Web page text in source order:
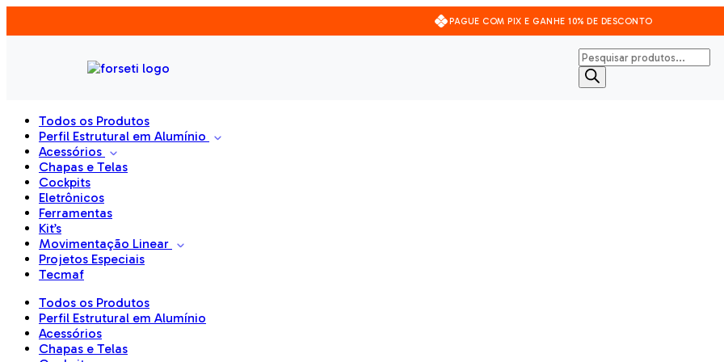
PAGUE COM PIX E GANHE 10% DE DESCONTO
Pesquisar
produtos
Todos os Produtos
Perfil Estrutural em Alumínio
Acessórios
Chapas e Telas
Cockpits
Eletrônicos
Ferramentas
Kit’s
Movimentação Linear
Projetos Especiais
Tecmaf
Todos os Produtos
Perfil Estrutural em Alumínio
Acessórios
Chapas e Telas